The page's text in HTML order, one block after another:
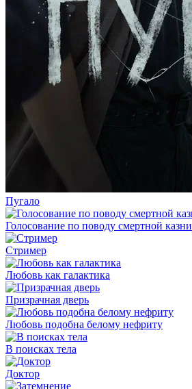
Пугало
Голосование по поводу смертной казни
Стример
Любовь как галактика
Призрачная дверь
Любовь подобна белому нефриту
В поисках тела
Доктор